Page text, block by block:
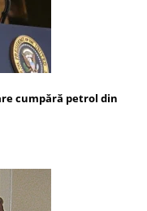
cumpără petrol din